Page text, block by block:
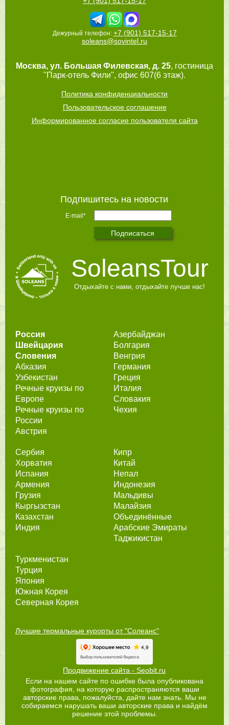
Дежурный телефон: +7 (901) 517-15-17
soleans@sovintel.ru
Москва, ул. Большая Филевская, д. 25, гостиница
"Парк-отель Фили", офис 607(6 этаж).
Политика конфиденциальности
Пользовательское соглашение
Информированное согласие пользователя сайта
Подпишитесь на новости
E-mail*
SoleansTour
Отдыхайте с нами, отдыхайте лучше нас!
Россия
Швейцария
Словения
Абхазия
Узбекистан
Речные круизы по
Европе
Речные круизы по
России
Австрия
Азербайджан
Болгария
Венгрия
Германия
Греция
Италия
Словакия
Чехия
Сербия
Хорватия
Испания
Армения
Грузия
Кыргызстан
Казахстан
Индия
Кипр
Китай
Непал
Индонезия
Мальдивы
Малайзия
Объединённые
Арабские Эмираты
Таджикистан
Туркменистан
Турция
Япония
Южная Корея
Северная Корея
Лучшие термальные курорты от "Солеанс"
Продвижение сайта - Seobit.ru
Если на нашем сайте по ошибке была опубликована
фотография, на которую распространяются ваши
авторские права, пожалуйста, дайте нам знать. Мы не
собираемся нарушать ваши авторские права и найдём
решение этой проблемы.